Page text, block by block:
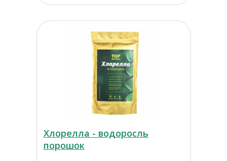
Хлорелла - водоросль
порошок